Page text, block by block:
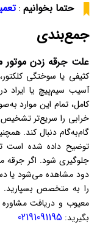
حتما بخوانیم :
جمع‌بندی
علت جرقه زدن موتور
کثیفی یا سوختگی
آسیب سیم‌پیچ یا ایراد
کامل، تمام این موارد
خرابی را سریع‌تر تشخیص
گام‌به‌گام دنبال کند.
توضیح داده شده است
جلوگیری شود. اگر
دود مشاهده می‌شود یا
را به متخصص
معیوب و دریافت مشاوره
بگیرید: 02191091195